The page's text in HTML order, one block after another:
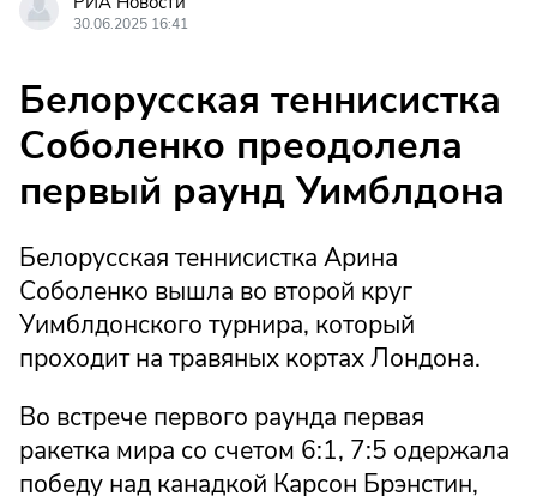
30.06.2025 16:41
Белорусская теннисистка
Соболенко преодолела
первый раунд Уимблдона
Белорусская теннисистка Арина
Соболенко вышла во второй круг
Уимблдонского турнира, который
проходит на травяных кортах Лондона.
Во встрече первого раунда первая
ракетка мира со счетом 6:1, 7:5 одержала
победу над канадкой Карсон Брэнстин,